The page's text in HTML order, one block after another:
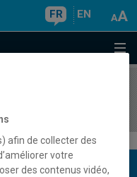
FR EN
afin de collecter des
votre
des contenus vidéo,